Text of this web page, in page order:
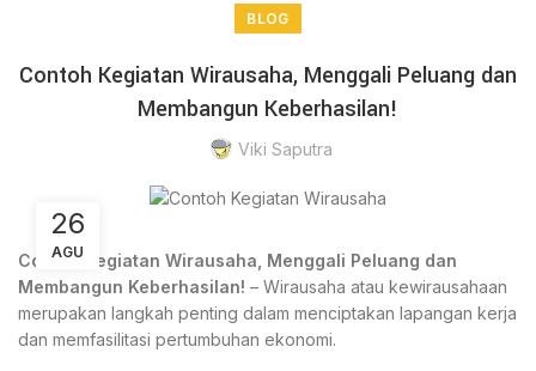
BLOG
Contoh Kegiatan Wirausaha, Menggali Peluang dan
Membangun Keberhasilan!
Viki Saputra
26
AGU
Contoh Kegiatan Wirausaha, Menggali Peluang dan
Membangun Keberhasilan! – Wirausaha atau kewirausahaan
merupakan langkah penting dalam menciptakan lapangan kerja
dan memfasilitasi pertumbuhan ekonomi.